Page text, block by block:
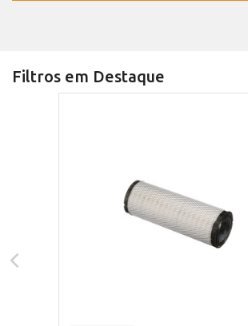
Filtros em Destaque